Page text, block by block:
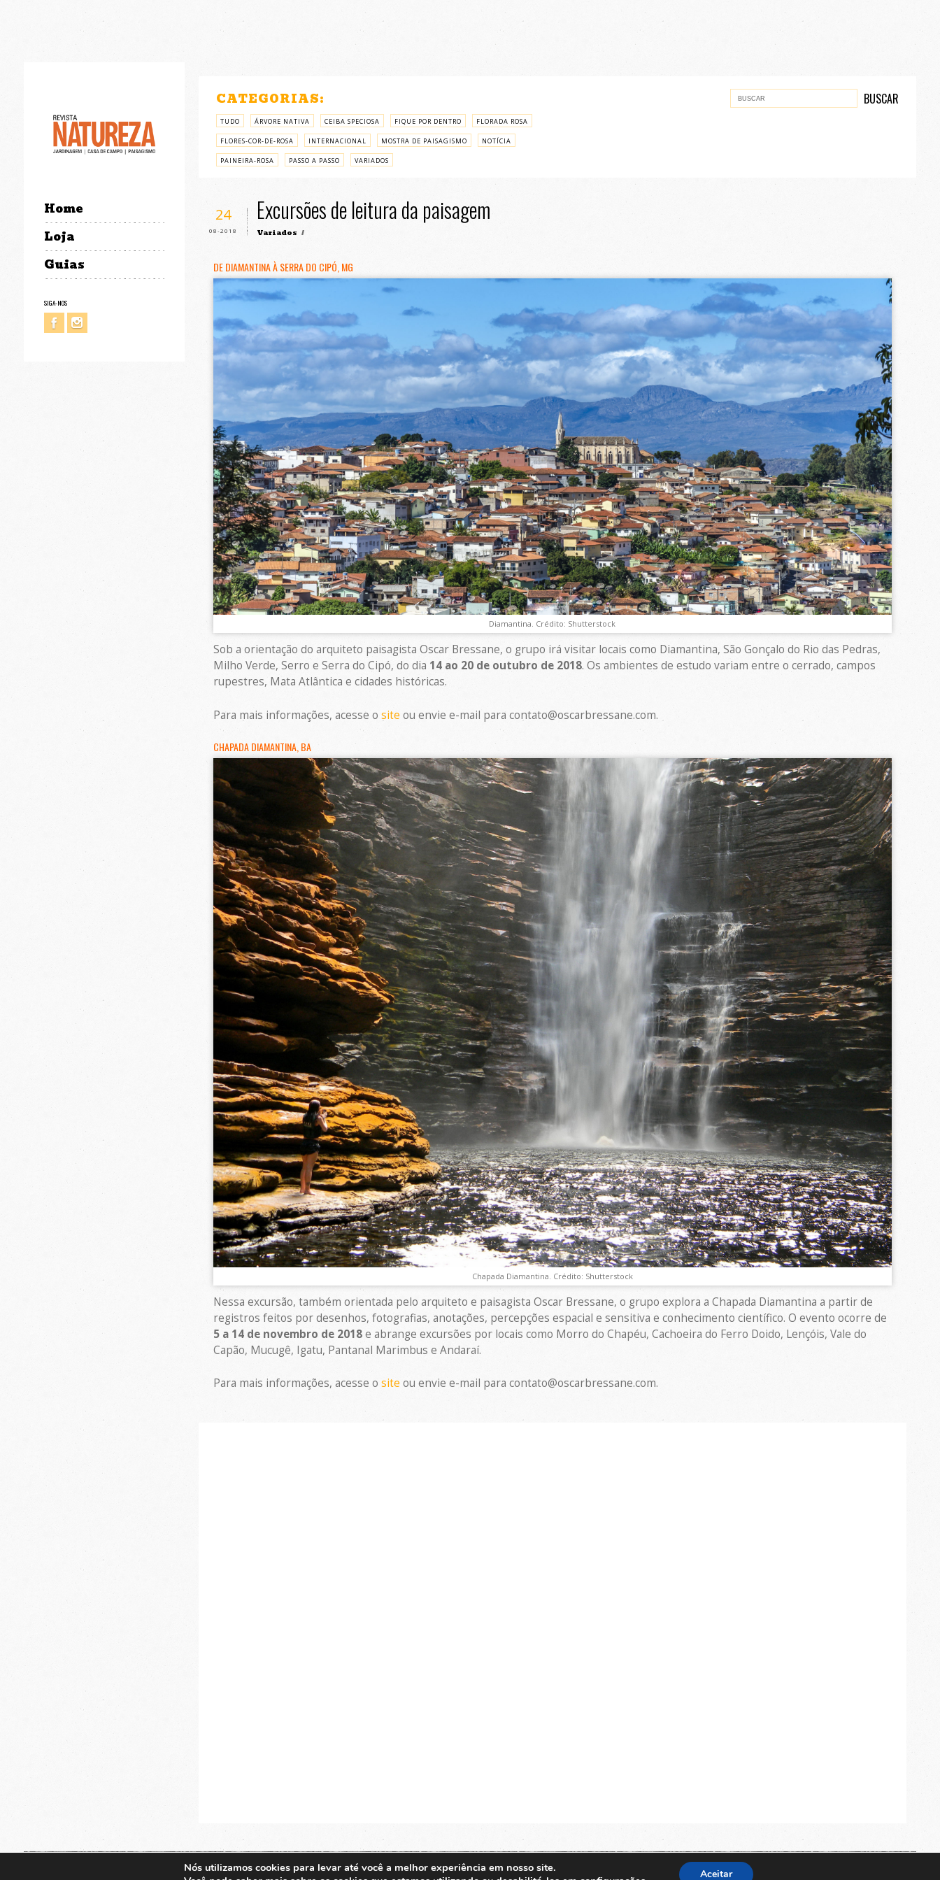
Home
Loja
Guias
SIGA-NOS
CATEGORIAS:
TUDO ÁRVORE NATIVA CEIBA SPECIOSA FIQUE POR DENTRO FLORADA ROSA
FLORES-COR-DE-ROSA INTERNACIONAL MOSTRA DE PAISAGISMO NOTÍCIA
PAINEIRA-ROSA PASSO A PASSO VARIADOS
24
08-2018
Excursões de leitura da paisagem
Variados /
DE DIAMANTINA À SERRA DO CIPÓ, MG
Diamantina. Crédito: Shutterstock
Sob a orientação do arquiteto paisagista Oscar Bressane, o grupo irá visitar locais como Diamantina, São Gonçalo do Rio das Pedras,
Milho Verde, Serro e Serra do Cipó, do dia 14 ao 20 de outubro de 2018. Os ambientes de estudo variam entre o cerrado, campos
rupestres, Mata Atlântica e cidades históricas.
Para mais informações, acesse o site ou envie e-mail para contato@oscarbressane.com.
CHAPADA DIAMANTINA, BA
Chapada Diamantina. Crédito: Shutterstock
Nessa excursão, também orientada pelo arquiteto e paisagista Oscar Bressane, o grupo explora a Chapada Diamantina a partir de
registros feitos por desenhos, fotografias, anotações, percepções espacial e sensitiva e conhecimento científico. O evento ocorre de
5 a 14 de novembro de 2018e abrange excursões por locais como Morro do Chapéu, Cachoeira do Ferro Doido, Lençóis, Vale do
Capão, Mucugê, Igatu, Pantanal Marimbus e Andaraí.
Para mais informações, acesse o site ou envie e-mail para contato@oscarbressane.com.
Nós utilizamos cookies para levar até você a melhor experiência em nosso site.
Aceitar